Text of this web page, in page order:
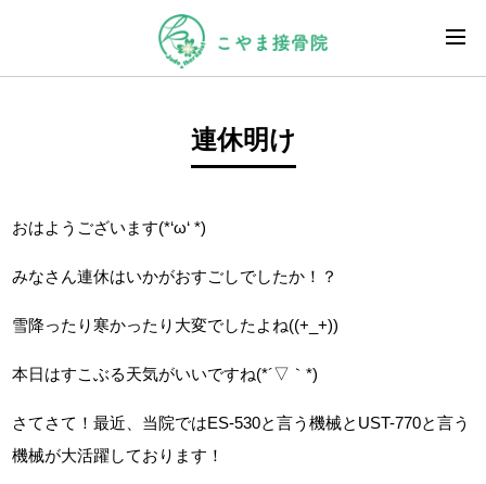
連休明け
おはようございます(*‘ω‘ *)
みなさん連休はいかがおすごしでしたか！？
雪降ったり寒かったり大変でしたよね((+_+))
本日はすこぶる天気がいいですね(*´▽｀*)
さてさて！最近、当院ではES-530と言う機械とUST-770と言う
機械が大活躍しております！